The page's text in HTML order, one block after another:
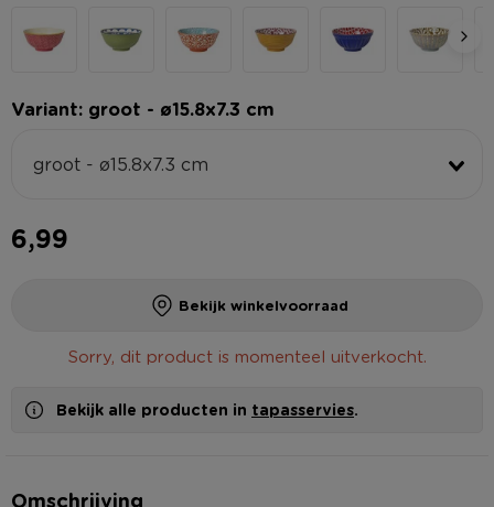
Variant: groot - ø15.8x7.3 cm
groot - ø15.8x7.3 cm
6,99
Bekijk winkelvoorraad
Sorry, dit product is momenteel uitverkocht.
Bekijk alle producten in tapasservies.
Omschrijving